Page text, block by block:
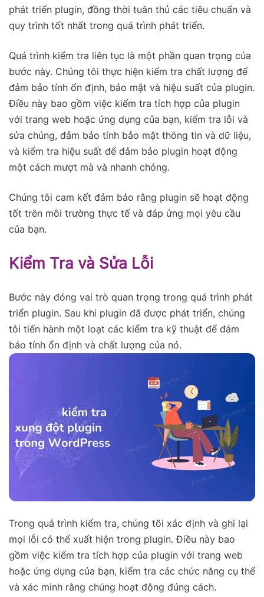
phát triển plugin, đồng thời tuân thủ các tiêu chuẩn và
quy trình tốt nhất trong quá trình phát triển.
Quá trình kiểm tra liên tục là một phần quan trọng của
bước này. Chúng tôi thực hiện kiểm tra chất lượng để
đảm bảo tính ổn định, bảo mật và hiệu suất của plugin.
Điều này bao gồm việc kiểm tra tích hợp của plugin
với trang web hoặc ứng dụng của bạn, kiểm tra lỗi và
sửa chúng, đảm bảo tính bảo mật thông tin và dữ liệu,
và kiểm tra hiệu suất để đảm bảo plugin hoạt động
một cách mượt mà và nhanh chóng.
Chúng tôi cam kết đảm bảo rằng plugin sẽ hoạt động
tốt trên môi trường thực tế và đáp ứng mọi yêu cầu
của bạn.
Kiểm Tra và Sửa Lỗi
Bước này đóng vai trò quan trọng trong quá trình phát
triển plugin. Sau khi plugin đã được phát triển, chúng
tôi tiến hành một loạt các kiểm tra kỹ thuật để đảm
bảo tính ổn định và chất lượng của nó.
Trong quá trình kiểm tra, chúng tôi xác định và ghi lại
mọi lỗi có thể xuất hiện trong plugin. Điều này bao
gồm việc kiểm tra tích hợp của plugin với trang web
hoặc ứng dụng của bạn, kiểm tra các chức năng cụ thể
và xác minh rằng chúng hoạt động đúng cách.